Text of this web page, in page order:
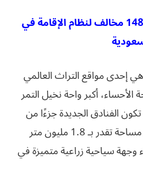
شاهد أيضاً: أكثر من 14805 مخالف لنظام الإقامة في
إحدى مواقع التراث العالمي
الأحساء، أكبر واحة نخيل التمر
الفنادق الجديدة جزءًا من
مشروع تطوير رئيسي يغطي مساحة تقدر بـ 1.8 مليون متر
وجهة سياحية زراعية متميزة في